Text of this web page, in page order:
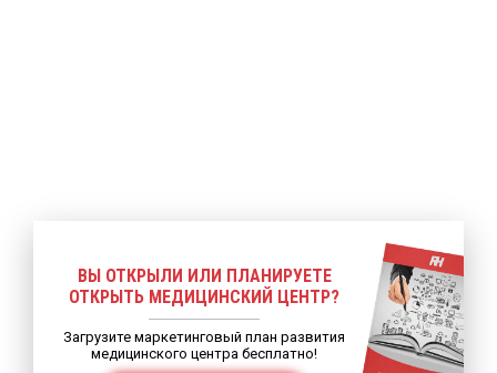
ВЫ ОТКРЫЛИ ИЛИ ПЛАНИРУЕТЕ
ОТКРЫТЬ МЕДИЦИНСКИЙ ЦЕНТР?
Загрузите маркетинговый план развития
медицинского центра бесплатно!